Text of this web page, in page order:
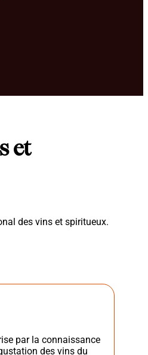
et
des vins et spiritueux.
par la connaissance
des vins du